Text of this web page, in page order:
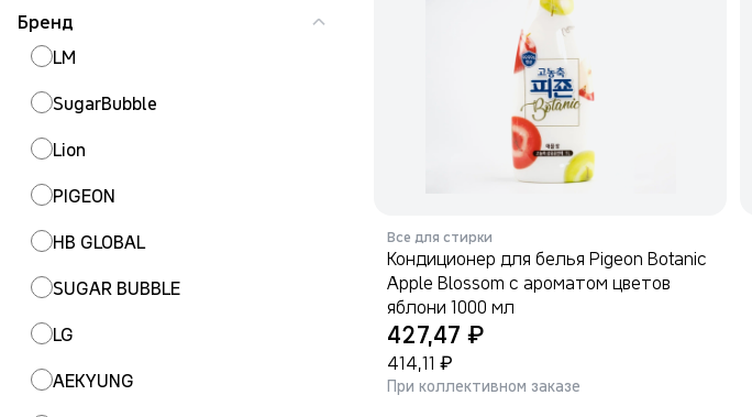
Бренд
LM
SugarBubble
Lion
PIGEON
HB GLOBAL
SUGAR BUBBLE
LG
AEKYUNG
Все для стирки
Кондиционер для белья Pigeon Botanic
Apple Blossom с ароматом цветов
яблони 1000 мл
427,47 ₽
414,11 ₽
При коллективном заказе